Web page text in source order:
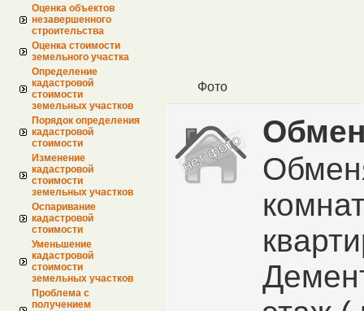
Оценка объектов
незавершенного
строительства
Оценка стоимости
земельного участка
Определение
кадастровой
стоимости
земельных участков
Порядок определения
кадастровой
стоимости
Изменение
кадастровой
стоимости
земельных участков
Оспаривание
кадастровой
стоимости
Уменьшение
кадастровой
стоимости
земельных участков
Проблема с
получением
Фото